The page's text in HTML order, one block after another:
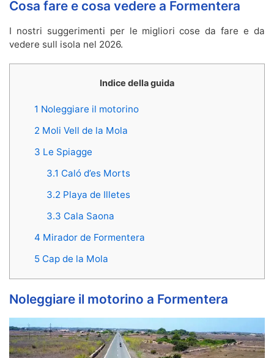
Cosa fare e cosa vedere a Formentera
I nostri suggerimenti per le migliori cose da fare e da
vedere sull isola nel 2026.
Indice della guida
1 Noleggiare il motorino
2 Moli Vell de la Mola
3 Le Spiagge
3.1 Caló d’es Morts
3.2 Playa de Illetes
3.3 Cala Saona
4 Mirador de Formentera
5 Cap de la Mola
Noleggiare il motorino a Formentera